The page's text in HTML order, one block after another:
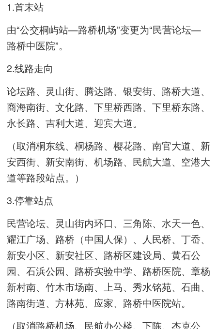
1.首末站
由“公交桐屿站—路桥机场”变更为“民营论坛—
路桥中医院”。
2.线路走向
论坛路、灵山街、腾达路、银安街、路桥大道、
商海南街、文化路、下里桥西路、下里桥东路、
永长路、吉利大道、迎宾大道。
（取消桐东线、桐杨路、樱花路、南官大道、新
安西街、新安南街、机场路、民航大道、空港大
道等路段站点。）
3.停靠站点
民营论坛、灵山街内环口、三角陈、水天一色、
耀江广场、路桥（中国人保）、人民桥、丁岙、
新安小区、新安社区、路桥区建设局、黄石公
园、石浜公园、路桥实验中学、路桥医院、章杨
新村南、竹木市场南、上马、秀水铭苑、石曲、
路南街道、方林苑、应家、路桥中医院站。
（取消路桥机场、民航办公楼、下陈、杰克公